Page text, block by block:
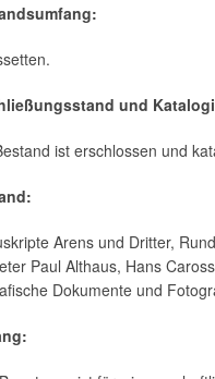
und
ist erschlossen und
Arens und Dritter,
Paul Althaus, Hans
Dokumente und